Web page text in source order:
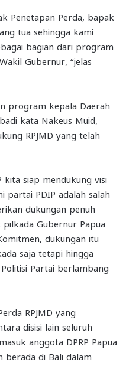
Penetapan Perda, bapak
tua sehingga kami
bagian dari program
Gubernur, “jelas
program kepala Daerah
kata Nakeus Muid,
RPJMD yang telah
kita siap mendukung visi
partai PDIP adalah salah
dukungan penuh
pilkada Gubernur Papua
dukungan itu
saja tetapi hingga
Partai berlambang
RPJMD yang
disisi lain seluruh
anggota DPRP Papua
berada di Bali dalam